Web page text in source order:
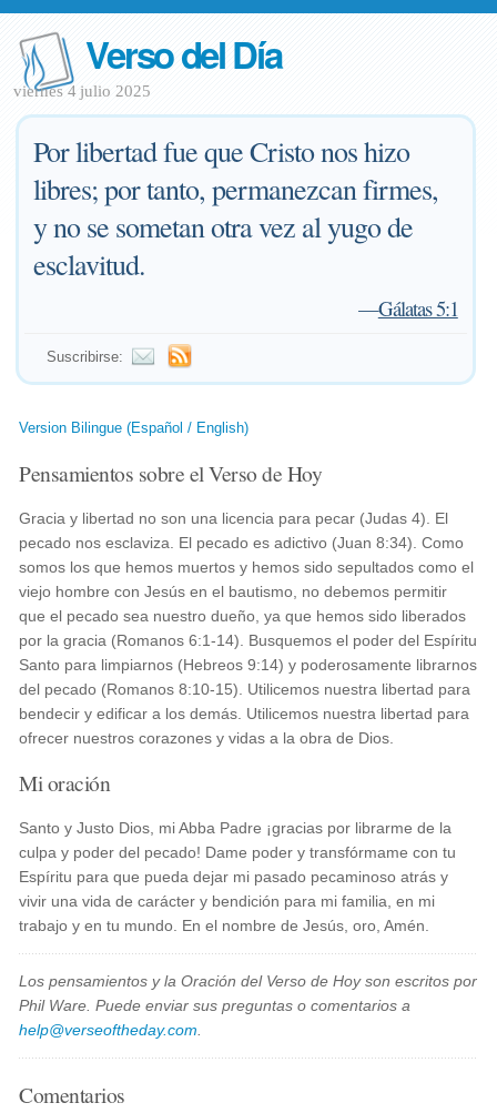
Verso del Día
viernes 4 julio 2025
Por libertad fue que Cristo nos hizo
libres; por tanto, permanezcan firmes,
y no se sometan otra vez al yugo de
esclavitud.
—Gálatas 5:1
Suscribirse:
Version Bilingue (Español / English)
Pensamientos sobre el Verso de Hoy
Gracia y libertad no son una licencia para pecar (Judas 4). El
pecado nos esclaviza. El pecado es adictivo (Juan 8:34). Como
somos los que hemos muertos y hemos sido sepultados como el
viejo hombre con Jesús en el bautismo, no debemos permitir
que el pecado sea nuestro dueño, ya que hemos sido liberados
por la gracia (Romanos 6:1-14). Busquemos el poder del Espíritu
Santo para limpiarnos (Hebreos 9:14) y poderosamente librarnos
del pecado (Romanos 8:10-15). Utilicemos nuestra libertad para
bendecir y edificar a los demás. Utilicemos nuestra libertad para
ofrecer nuestros corazones y vidas a la obra de Dios.
Mi oración
Santo y Justo Dios, mi Abba Padre ¡gracias por librarme de la
culpa y poder del pecado! Dame poder y transfórmame con tu
Espíritu para que pueda dejar mi pasado pecaminoso atrás y
vivir una vida de carácter y bendición para mi familia, en mi
trabajo y en tu mundo. En el nombre de Jesús, oro, Amén.
Los pensamientos y la Oración del Verso de Hoy son escritos por
Phil Ware. Puede enviar sus preguntas o comentarios a
help@verseoftheday.com
Comentarios